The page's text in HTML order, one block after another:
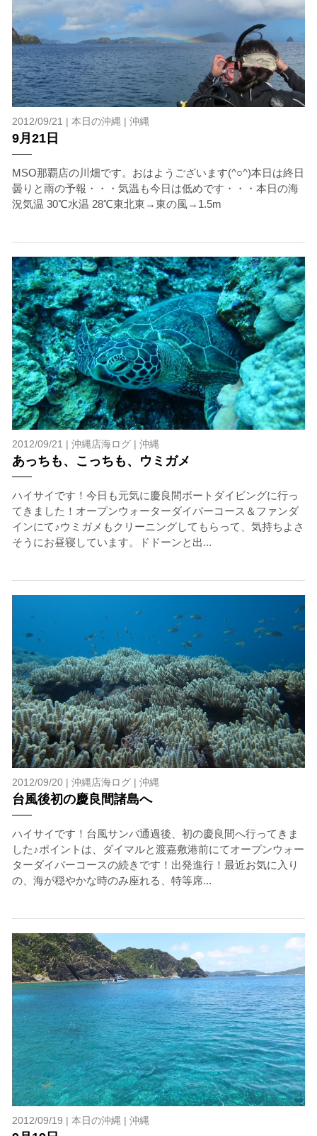
2012/09/21 | 本日の沖縄 | 沖縄
9月21日
MSO那覇店の川畑です。おはようございます(^○^)本日は終日
曇りと雨の予報・・・気温も今日は低めです・・・本日の海
況気温 30℃水温 28℃東北東→東の風→1.5m
2012/09/21 | 沖縄店海ログ| 沖縄
あっちも、こっちも、ウミガメ
ハイサイです！今日も元気に慶良間ボートダイビングに行っ
てきました！オープンウォーターダイバーコース＆ファンダ
インにて♪ウミガメもクリーニングしてもらって、気持ちよさ
そうにお昼寝しています。ドドーンと出...
2012/09/20 | 沖縄店海ログ| 沖縄
台風後初の慶良間諸島へ
ハイサイです！台風サンバ通過後、初の慶良間へ行ってきま
した♪ポイントは、ダイマルと渡嘉敷港前にてオープンウォー
ターダイバーコースの続きです！出発進行！最近お気に入り
の、海が穏やかな時のみ座れる、特等席...
2012/09/19 | 本日の沖縄 | 沖縄